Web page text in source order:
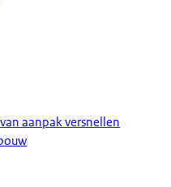
aanpak versnellen